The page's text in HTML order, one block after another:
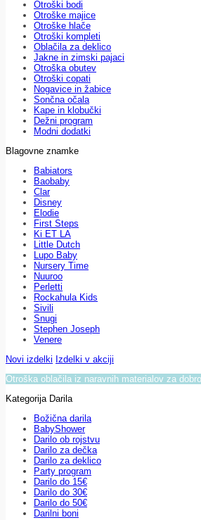
Otroški bodi
Otroške majice
Otroške hlače
Otroški kompleti
Oblačila za deklico
Jakne in zimski pajaci
Otroška obutev
Otroški copati
Nogavice in žabice
Sončna očala
Kape in klobučki
Dežni program
Modni dodatki
Blagovne znamke
Babiators
Baobaby
Clar
Disney
Elodie
First Steps
Ki ET LA
Little Dutch
Lupo Baby
Nursery Time
Nuuroo
Perletti
Rockahula Kids
Sivili
Snugi
Stephen Joseph
Venere
Novi izdelki Izdelki v akciji
Otroška oblačila iz naravnih materialov za
Kategorija Darila
Božična darila
BabyShower
Darilo ob rojstvu
Darilo za dečka
Darilo za deklico
Party program
Darilo do 15€
Darilo do 30€
Darilo do 50€
Darilni boni